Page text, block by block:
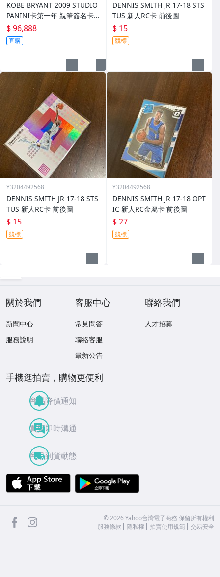
KOBE BRYANT 2009 STUDIO
PANINI卡第一年 親筆簽名卡
限86/99 PSA/DNA
$ 96,888
直購
DENNIS SMITH JR 17-18 STS
TUS 新人RC卡 前後圖
$ 15
競標
Y3204492568
DENNIS SMITH JR 17-18 STS
TUS 新人RC卡 前後圖
$ 15
競標
Y3204492568
DENNIS SMITH JR 17-18 OPT
IC 新人RC金屬卡 前後圖
$ 27
競標
關於我們
新聞中心
服務說明
客服中心
常見問答
聯絡客服
最新公告
聯絡我們
人才招募
手機逛拍賣，購物更便利
商品降價通知
買賣即時溝通
商品到貨動態
APP Store
facebook ©2026 Yahoo台灣電子商務 保留所有權利
服務條款
隱私權 拍賣使用規範 交易安全